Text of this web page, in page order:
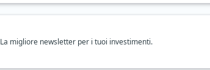
La migliore newsletter per i tuoi investimenti.